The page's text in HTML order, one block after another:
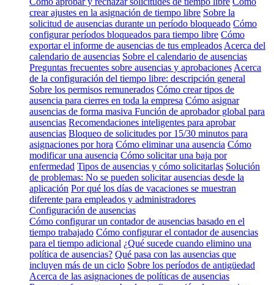
crear ajustes en la asignación de tiempo libre Sobre la
solicitud de ausencias durante un período bloqueado Cómo
configurar períodos bloqueados para tiempo libre Cómo
exportar el informe de ausencias de tus empleados Acerca del
calendario de ausencias Sobre el calendario de ausencias
Preguntas frecuentes sobre ausencias y aprobaciones Acerca
de la configuración del tiempo libre: descripción general
Sobre los permisos remunerados Cómo crear tipos de
ausencia para cierres en toda la empresa Cómo asignar
ausencias de forma masiva Función de aprobador global para
ausencias Recomendaciones inteligentes para aprobar
ausencias Bloqueo de solicitudes por 15/30 minutos para
asignaciones por hora Cómo eliminar una ausencia Cómo
modificar una ausencia Cómo solicitar una baja por
enfermedad Tipos de ausencias y cómo solicitarlas Solución
de problemas: No se pueden solicitar ausencias desde la
aplicación Por qué los días de vacaciones se muestran
diferente para empleados y administradores
Configuración de ausencias
Cómo configurar un contador de ausencias basado en el
tiempo trabajado Cómo configurar el contador de ausencias
para el tiempo adicional ¿Qué sucede cuando elimino una
política de ausencias? Qué pasa con las ausencias que
incluyen más de un ciclo Sobre los períodos de antigüedad
Acerca de las asignaciones de políticas de ausencias